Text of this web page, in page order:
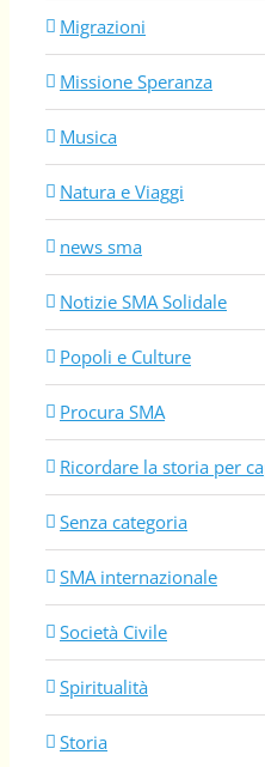
Migrazioni
Missione Speranza
Musica
Natura e Viaggi
news sma
Notizie SMA Solidale
Popoli e Culture
Procura SMA
Ricordare la storia per
Senza categoria
SMA internazionale
Società Civile
Spiritualità
Storia